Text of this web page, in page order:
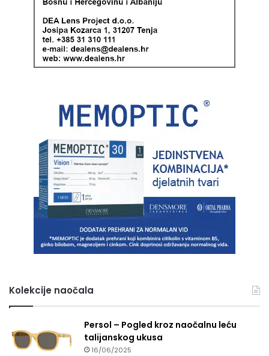
Kolekcije naočala
Persol – Pogled kroz naočalnu leću
talijanskog ukusa
16/06/2025